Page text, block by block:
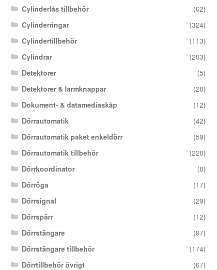
Cylinderlås tillbehör
(62)
Cylinderringar
(324)
Cylindertillbehör
(113)
Cylindrar
(203)
Detektorer
(5)
Detektorer & larmknappar
(28)
Dokument- & datamediaskåp
(12)
Dörrautomatik
(42)
Dörrautomatik paket enkeldörr
(59)
Dörrautomatik tillbehör
(228)
Dörrkoordinator
(8)
Dörröga
(17)
Dörrsignal
(29)
Dörrspärr
(12)
Dörrstängare
(97)
Dörrstängare tillbehör
(174)
Dörrtillbehör övrigt
(67)